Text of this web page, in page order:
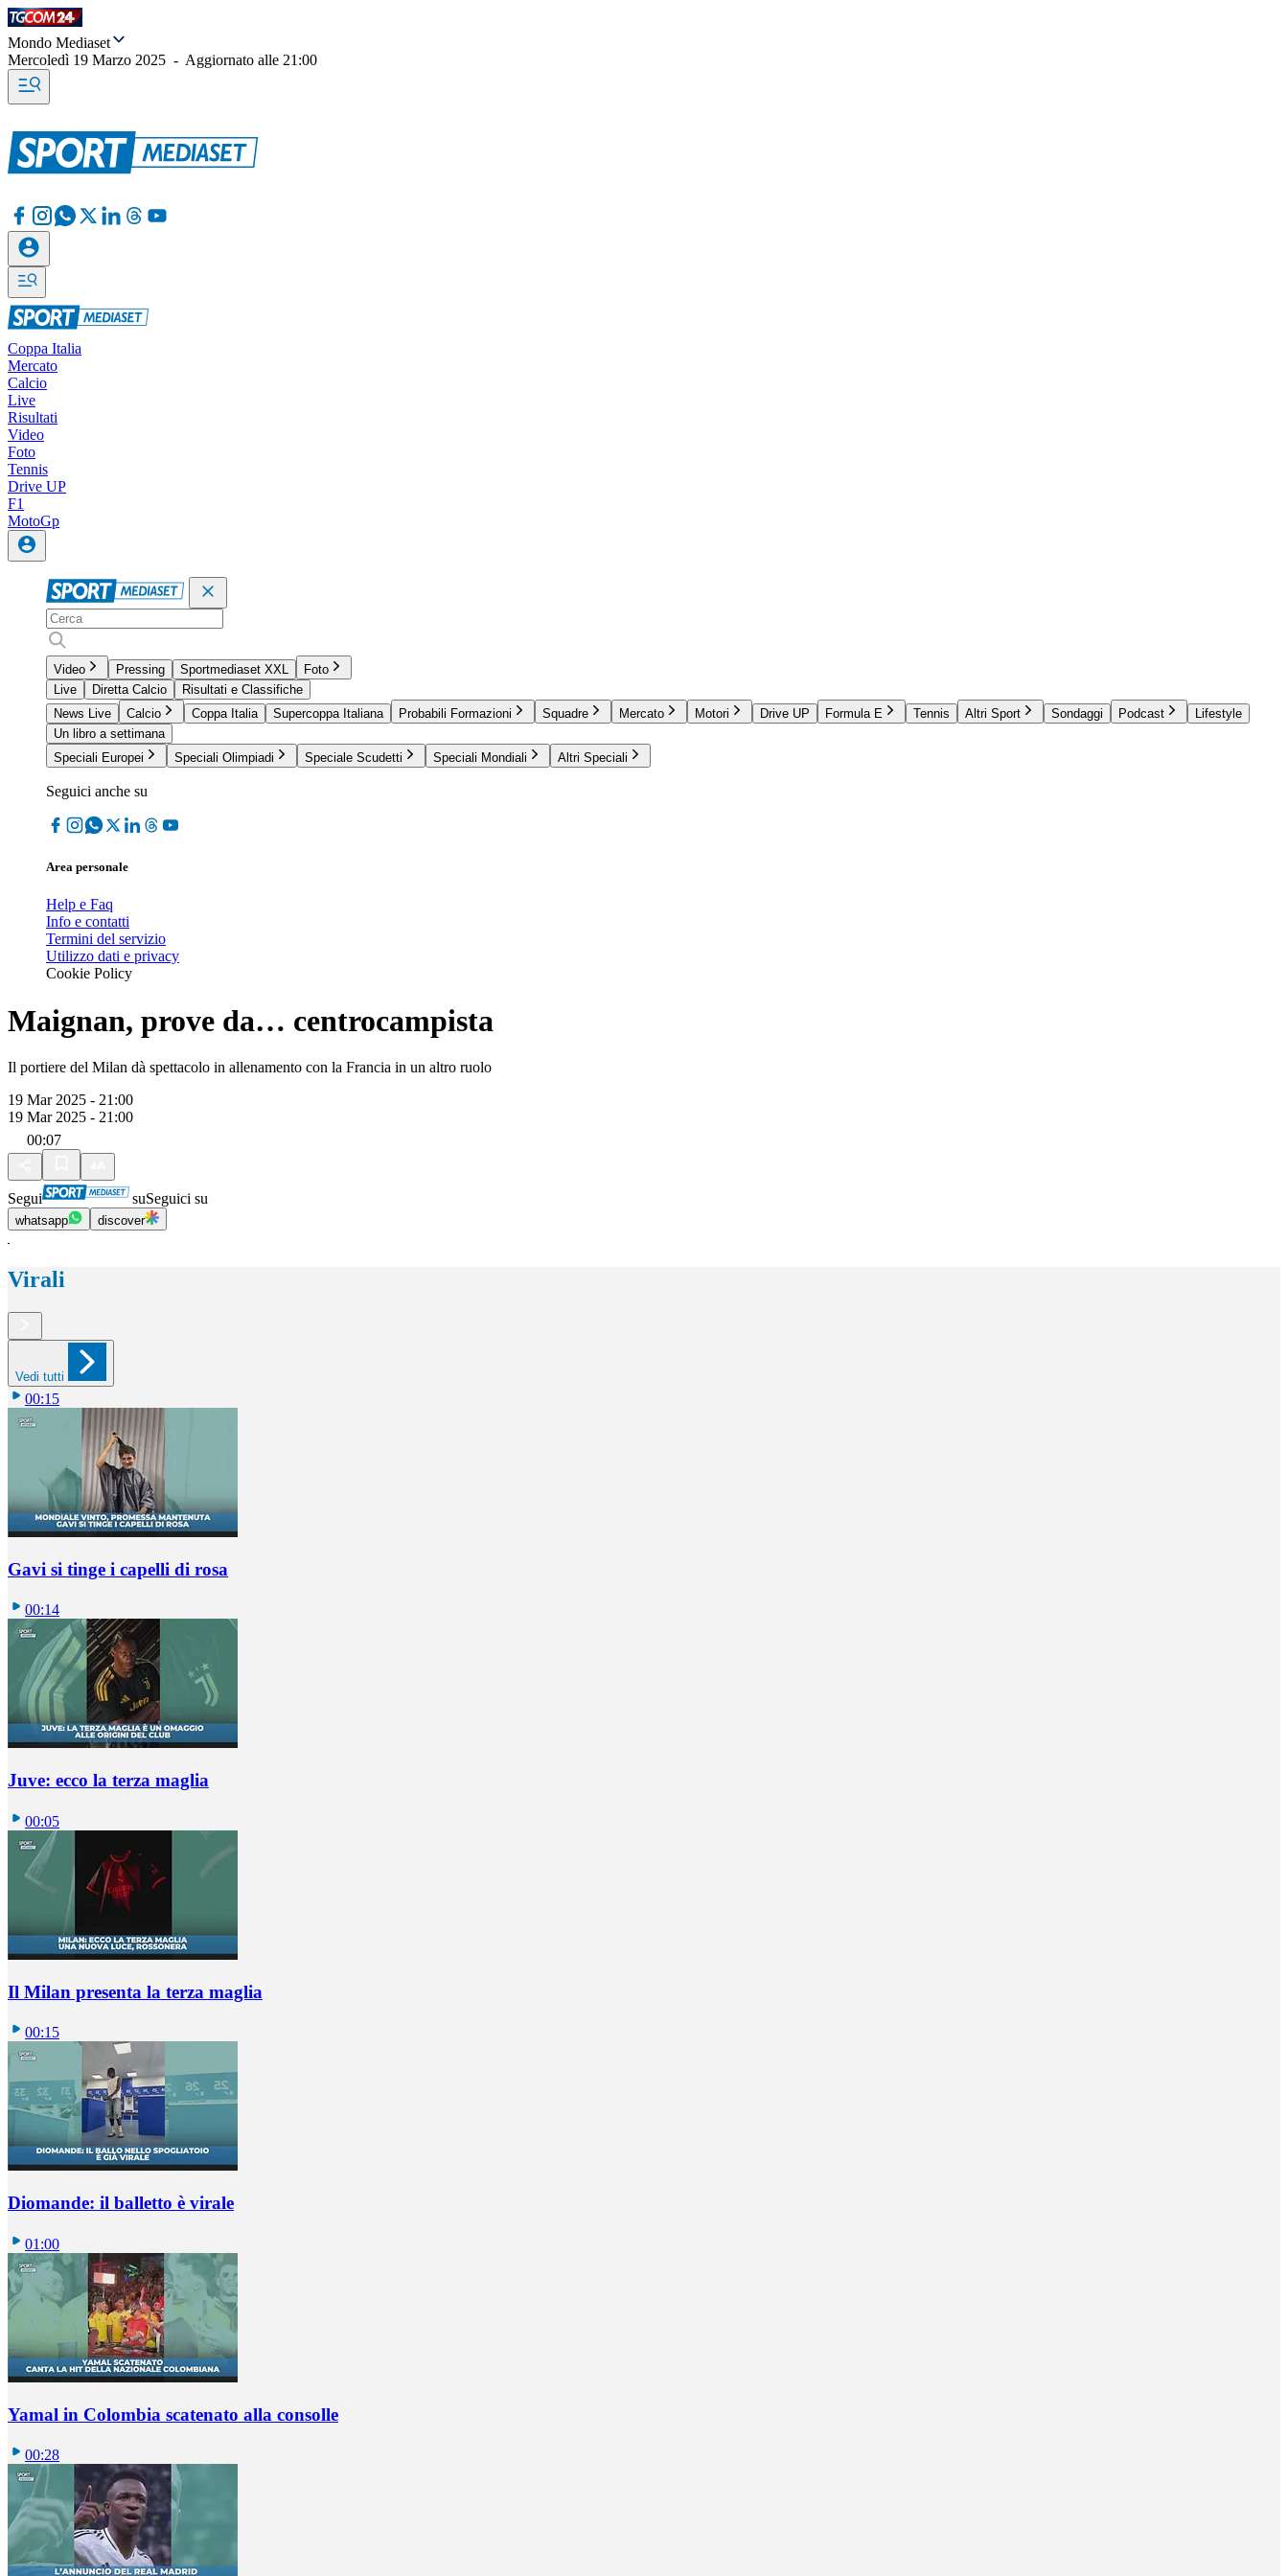
Mondo Mediaset
Mercoledì 19 Marzo 2025 - Aggiornato alle 21:00
Coppa Italia
Mercato
Calcio
Live
Risultati
Video
Foto
Tennis
Drive UP
F1
MotoGp
Video Pressing Sportmediaset XXL
Foto
Live
Diretta Calcio
Risultati e Classifiche
News Live
Calcio Coppa Italia Supercoppa Italiana Probabili Formazioni Squadre Mercato Motori Drive UP Formula E Tennis Altri Sport Sondaggi Podcast
Lifestyle
Un libro a settimana
Speciali Europei
Speciali Olimpiadi Speciale Scudetti Speciali Mondiali Altri Speciali
Seguici anche su
Area personale
Help e Faq
Info e contatti
Termini del servizio
Utilizzo dati e privacy
Cookie Policy
Maignan, prove da… centrocampista
Il portiere del Milan dà spettacolo in allenamento con la Francia in un altro ruolo
19 Mar 2025 - 21:00
19 Mar 2025 - 21:00
00:07
Segui suSeguici su
whatsapp discover
Virali
Vedi tutti
00:15
Gavi si tinge i capelli di rosa
00:14
Juve: ecco la terza maglia
00:05
Il Milan presenta la terza maglia
00:15
Diomande: il balletto è virale
01:00
Yamal in Colombia scatenato alla consolle
00:28